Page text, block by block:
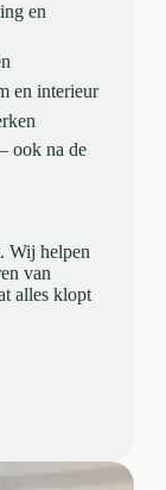
en
en interieur
ook na de
Wij helpen
van
alles klopt